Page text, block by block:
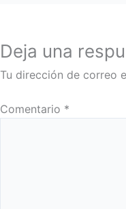
Deja una
Tu dirección de correo
Comentario *